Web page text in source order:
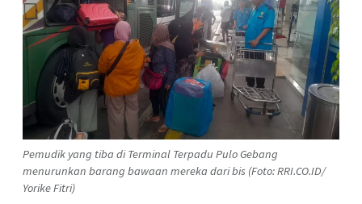
Pemudik yang tiba di Terminal Terpadu Pulo Gebang
menurunkan barang bawaan mereka dari bis (Foto: RRI.CO.ID/
Yorike Fitri)